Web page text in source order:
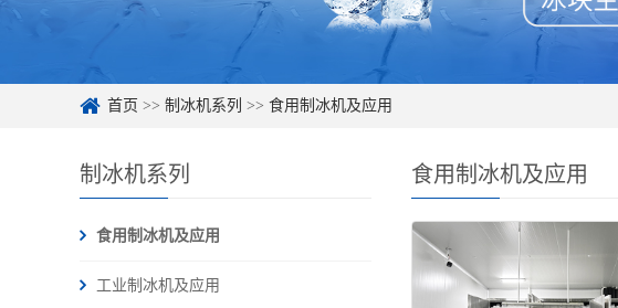
首页 >> 制冰机系列 >> 食用制冰机及应用
制冰机系列
食用制冰机及应用
工业制冰机及应用
食用制冰机及应用